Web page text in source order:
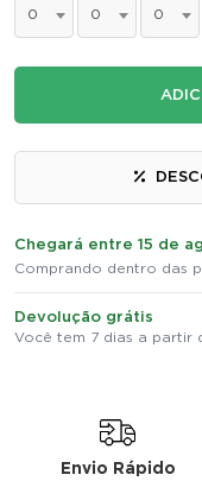
0 0 0
Chegará entre 15 de
Comprando dentro das
Devolução grátis
Você tem 7 dias a partir
Envio Rápido